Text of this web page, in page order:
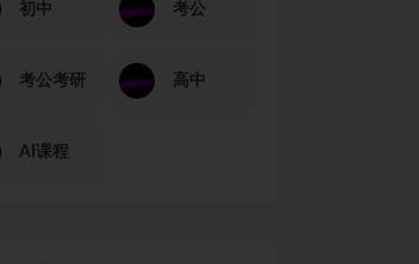
初中 考公
考公考研 高中
AI课程